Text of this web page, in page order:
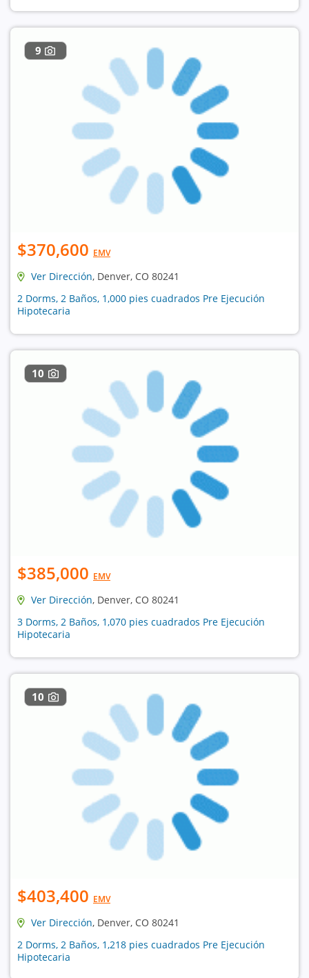
9
$370,600 EMV
Ver Dirección, Denver, CO 80241
2 Dorms, 2 Baños, 1,000 pies cuadrados Pre Ejecución
Hipotecaria
10
$385,000 EMV
Ver Dirección, Denver, CO 80241
3 Dorms, 2 Baños, 1,070 pies cuadrados Pre Ejecución
Hipotecaria
10
$403,400 EMV
Ver Dirección, Denver, CO 80241
2 Dorms, 2 Baños, 1,218 pies cuadrados Pre Ejecución
Hipotecaria